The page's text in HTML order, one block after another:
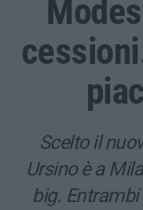
Scelto il
Ursino è a
big.